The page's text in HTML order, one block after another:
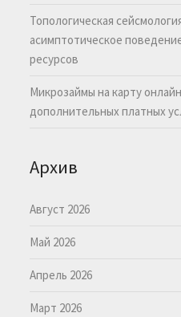
Топологическая
асимптотическое
ресурсов
Микрозаймы на карту
дополнительных платных
Архив
Август 2026
Май 2026
Апрель 2026
Март 2026